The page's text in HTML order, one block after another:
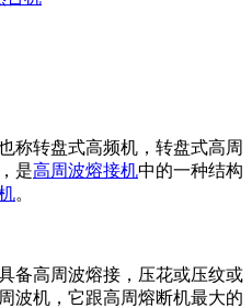
称转盘式高频机，转盘式高周
是高周波熔接机中的一种结构
。
备高周波熔接，压花或压纹或
波机，它跟高周熔断机最大的